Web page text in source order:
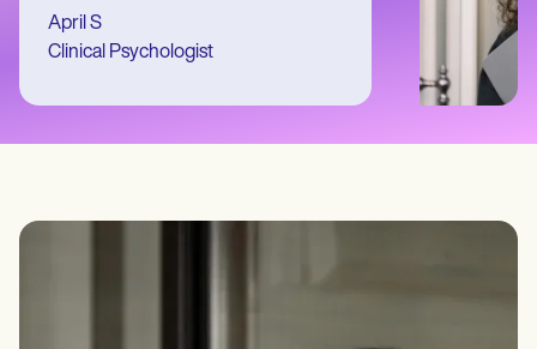
April S
Clinical Psychologist